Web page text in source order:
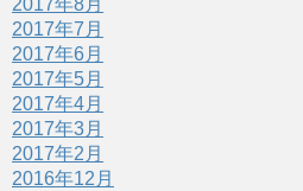
2017年7月
2017年6月
2017年5月
2017年4月
2017年3月
2017年2月
2016年12月